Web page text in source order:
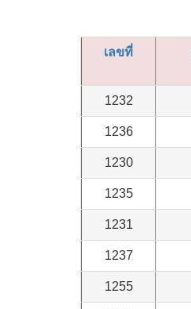
เลขที่
1232
1236
1230
1235
1231
1237
1255